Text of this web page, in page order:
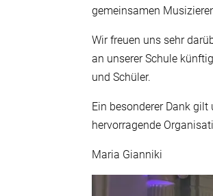
gemeinsamen
Wir freuen uns sehr
an unserer Schule
und Schüler.
Ein besonderer Dank
hervorragende
Maria Gianniki